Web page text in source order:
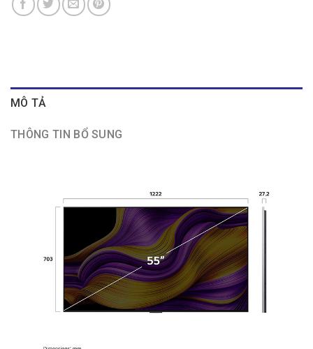
MÔ TẢ
THÔNG TIN BỔ SUNG